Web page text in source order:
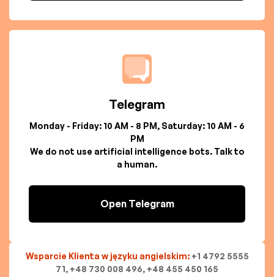
Telegram
Monday - Friday: 10 AM - 8 PM, Saturday: 10 AM - 6
PM
We do not use artificial intelligence bots. Talk to
a human.
Open Telegram
Wsparcie Klienta w języku angielskim: +1 4792 5555
71, +48 730 008 496, +48 455 450 165